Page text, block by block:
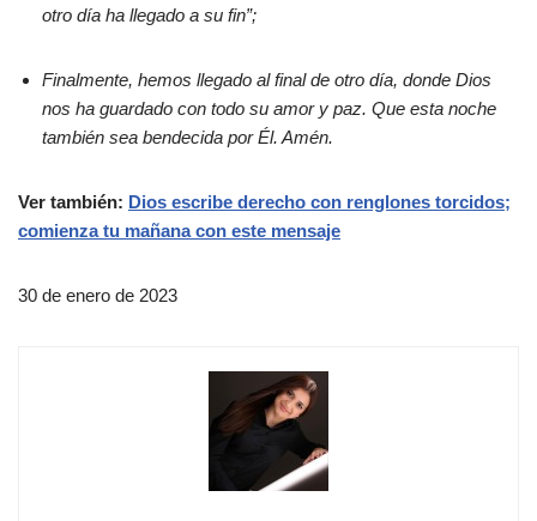
otro día ha llegado a su fin”;
Finalmente, hemos llegado al final de otro día, donde Dios
nos ha guardado con todo su amor y paz. Que esta noche
también sea bendecida por Él. Amén.
Ver también: Dios escribe derecho con renglones torcidos;
comienza tu mañana con este mensaje
30 de enero de 2023